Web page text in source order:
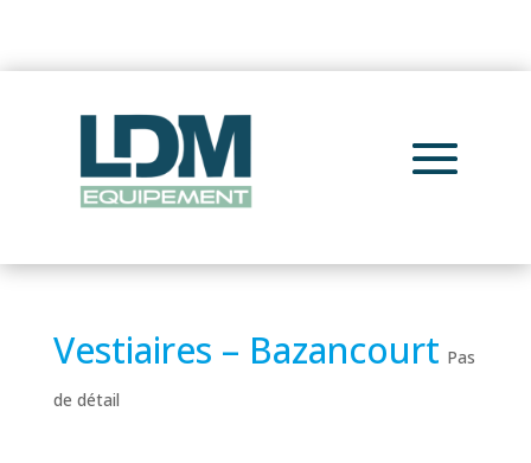
Vestiaires – Bazancourt Pas
de détail